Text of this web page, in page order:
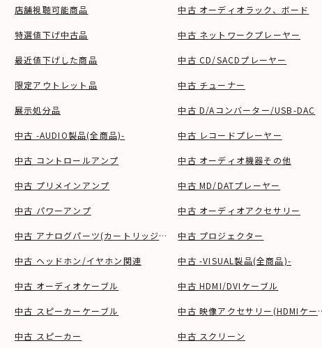
店舗視聴可能商品
特選値下げ中古品
最近値下げした商品
限定アウトレット品
展示処分品
中古 -AUDIO製品(全商品)-
中古 コントロールアンプ
中古 プリメインアンプ
中古 パワーアンプ
中古 アナログパーツ(カートリッジ、シェル等)
中古 ヘッドホン/イヤホン関連
中古 オーディオケーブル
中古 スピーカーケーブル
中古 スピーカー
中古 オーディオラック、ボード
中古 ネットワークプレーヤー
中古 CD/SACDプレーヤー
中古 チューナー
中古 D/Aコンバーター/USB-DAC
中古 レコードプレーヤー
中古 オーディオ機器その他
中古 MD/DATプレーヤー
中古 オーディオアクセサリー
中古 プロジェクター
中古 -VISUAL製品(全商品)-
中古 HDMI/DVIケーブル
中古 映像アクセサリー(HDMIケー
中古 スクリーン